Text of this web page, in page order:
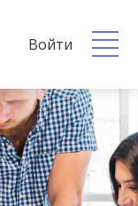
Войти